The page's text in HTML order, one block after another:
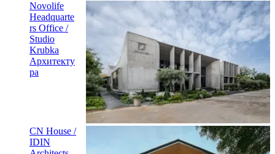
Novolife
Headquarte
rs Office /
Studio
Krubka
Архитекту
ра
CN House /
IDIN